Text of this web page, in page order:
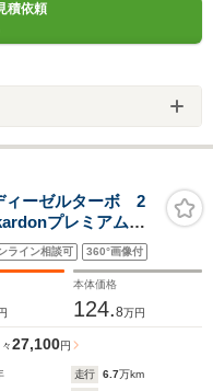
積依頼
ィーゼルターボ 2
プレミアムオ
ト パワーシート
ドライブレコー
ライン相談可 360°画像付
本体価格
124.8万円
27,100円
走行 6.7万km